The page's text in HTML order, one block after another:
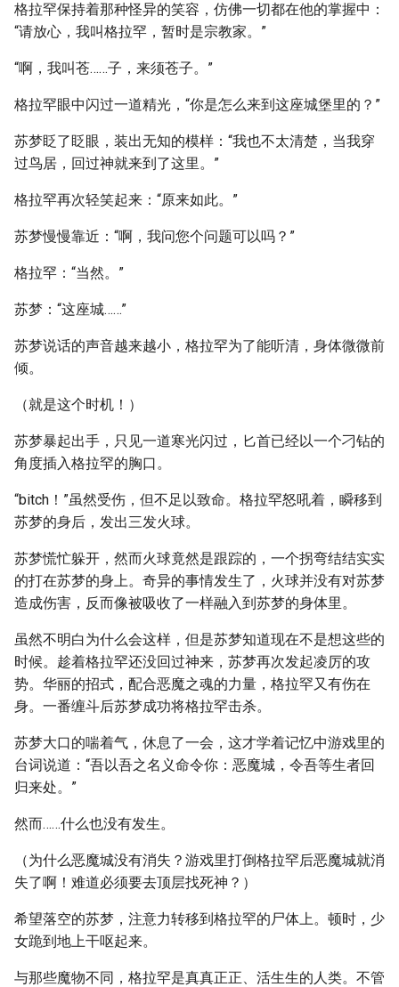
格拉罕保持着那种怪异的笑容，仿佛一切都在他的掌握中：
“请放心，我叫格拉罕，暂时是宗教家。”
“啊，我叫苍……子，来须苍子。”
格拉罕眼中闪过一道精光，“你是怎么来到这座城堡里的？”
苏梦眨了眨眼，装出无知的模样：“我也不太清楚，当我穿
过鸟居，回过神就来到了这里。”
格拉罕再次轻笑起来：“原来如此。”
苏梦慢慢靠近：“啊，我问您个问题可以吗？”
格拉罕：“当然。”
苏梦：“这座城……”
苏梦说话的声音越来越小，格拉罕为了能听清，身体微微前
倾。
（就是这个时机！）
苏梦暴起出手，只见一道寒光闪过，匕首已经以一个刁钻的
角度插入格拉罕的胸口。
“bitch！”虽然受伤，但不足以致命。格拉罕怒吼着，瞬移到
苏梦的身后，发出三发火球。
苏梦慌忙躲开，然而火球竟然是跟踪的，一个拐弯结结实实
的打在苏梦的身上。奇异的事情发生了，火球并没有对苏梦
造成伤害，反而像被吸收了一样融入到苏梦的身体里。
虽然不明白为什么会这样，但是苏梦知道现在不是想这些的
时候。趁着格拉罕还没回过神来，苏梦再次发起凌厉的攻
势。华丽的招式，配合恶魔之魂的力量，格拉罕又有伤在
身。一番缠斗后苏梦成功将格拉罕击杀。
苏梦大口的喘着气，休息了一会，这才学着记忆中游戏里的
台词说道：“吾以吾之名义命令你：恶魔城，令吾等生者回
归来处。”
然而……什么也没有发生。
（为什么恶魔城没有消失？游戏里打倒格拉罕后恶魔城就消
失了啊！难道必须要去顶层找死神？）
希望落空的苏梦，注意力转移到格拉罕的尸体上。顿时，少
女跪到地上干呕起来。
与那些魔物不同，格拉罕是真真正正、活生生的人类。不管